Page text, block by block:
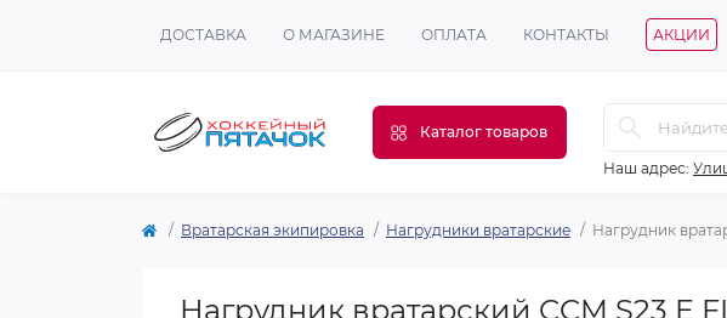
ДОСТАВКА О МАГАЗИНЕ ОПЛАТА КОНТАКТЫ АКЦИИ
Каталог товаров
Наш адрес:
Вратарская экипировка Нагрудники вратарские Нагрудник
Нагрудник вратарский CCM S23 E